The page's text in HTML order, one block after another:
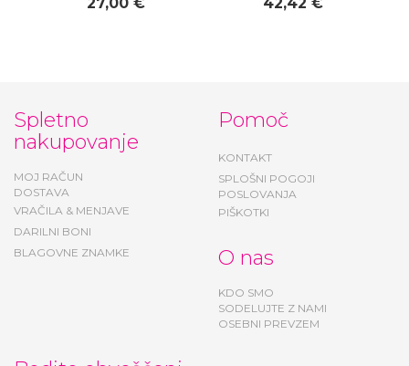
Spletno
nakupovanje
MOJ RAČUN
DOSTAVA
VRAČILA & MENJAVE
DARILNI BONI
BLAGOVNE ZNAMKE
Pomoč
KONTAKT
SPLOŠNI POGOJI
POSLOVANJA
PIŠKOTKI
O nas
KDO SMO
SODELUJTE Z NAMI
OSEBNI PREVZEM